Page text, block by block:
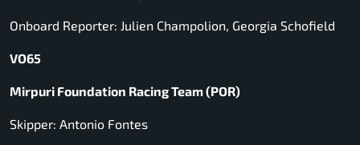
Onboard Reporter: Julien Champolion, Georgia Schofield
VO65
Mirpuri Foundation Racing Team (POR)
Skipper: Antonio Fontes